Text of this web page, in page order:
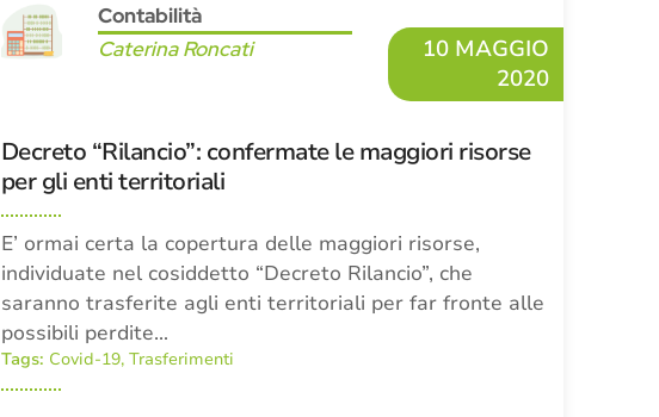
Contabilità
Caterina Roncati
10 MAGGIO
2020
Decreto “Rilancio”: confermate le maggiori risorse
per gli enti territoriali
E’ ormai certa la copertura delle maggiori risorse,
individuate nel cosiddetto “Decreto Rilancio”, che
saranno trasferite agli enti territoriali per far fronte alle
possibili perdite…
Tags: Covid-19, Trasferimenti